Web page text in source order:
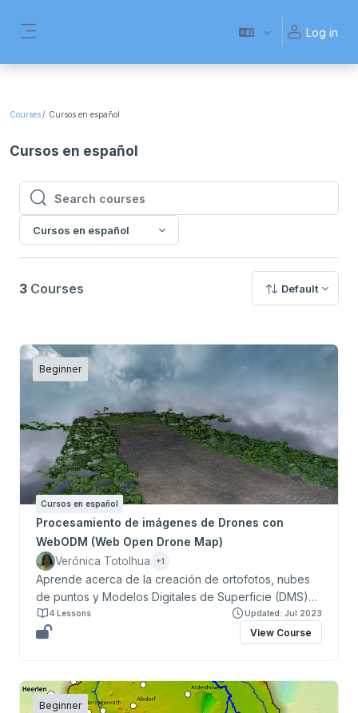
Log in
Courses Cursos en español
Cursos en español
Search courses
Search courses
Cursos en español
3 Courses Default
Beginner
Cursos en español
Procesamiento de imágenes de Drones con
WebODM (Web Open Drone Map)
Verónica Totolhua +1
Aprende acerca de la creación de ortofotos, nubes
de puntos y Modelos Digitales de Superficie (DMS)
desde imágenes de Drones
4 Lessons Updated: Jul 2023
View Course
Beginner